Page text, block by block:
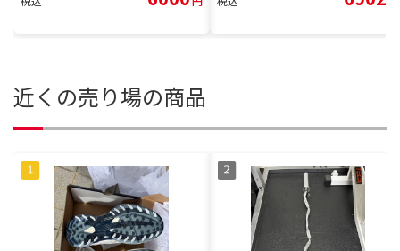
近くの売り場の商品